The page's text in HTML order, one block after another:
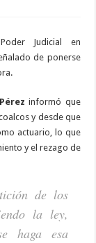
Judicial en
de ponerse
informó que
y desde que
actuario, lo que
y el rezago de
de los
la ley,
haga esa